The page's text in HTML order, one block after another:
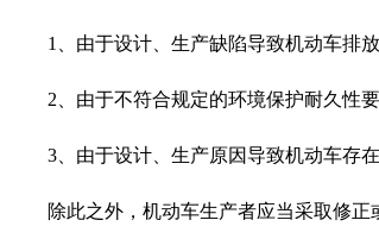
1、由于设计、生产缺陷导致机动车排
2、由于不符合规定的环境保护耐久性
3、由于设计、生产原因导致机动车存
除此之外，机动车生产者应当采取修